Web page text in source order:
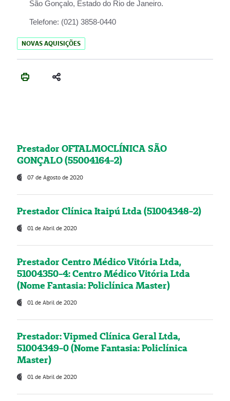
São Gonçalo, Estado do Rio de Janeiro.
Telefone: (021) 3858-0440
NOVAS AQUISIÇÕES
Prestador OFTALMOCLÍNICA SÃO
GONÇALO (55004164-2)
07 de Agosto de 2020
Prestador Clínica Itaipú Ltda (51004348-2)
01 de Abril de 2020
Prestador Centro Médico Vitória Ltda,
51004350-4: Centro Médico Vitória Ltda
(Nome Fantasia: Policlínica Master)
01 de Abril de 2020
Prestador: Vipmed Clínica Geral Ltda,
51004349-0 (Nome Fantasia: Policlínica
Master)
01 de Abril de 2020